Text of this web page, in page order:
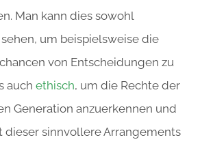
Man kann dies sowohl
um beispielsweise die
von Entscheidungen zu
auch ethisch, um die Rechte der
Generation anzuerkennen und
dieser sinnvollere Arrangements